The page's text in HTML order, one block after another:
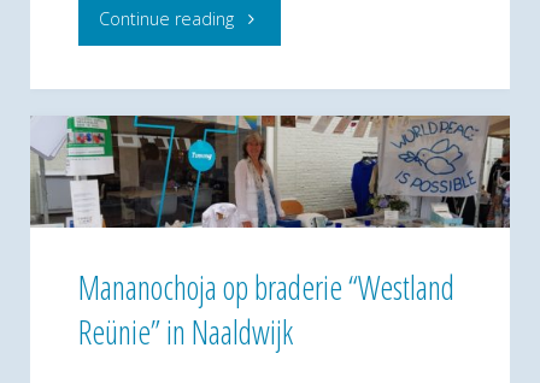
Mananochoja
2
mei"
Continue reading"Art
Meditation"
Mananochoja op braderie “Westland
Reünie” in Naaldwijk